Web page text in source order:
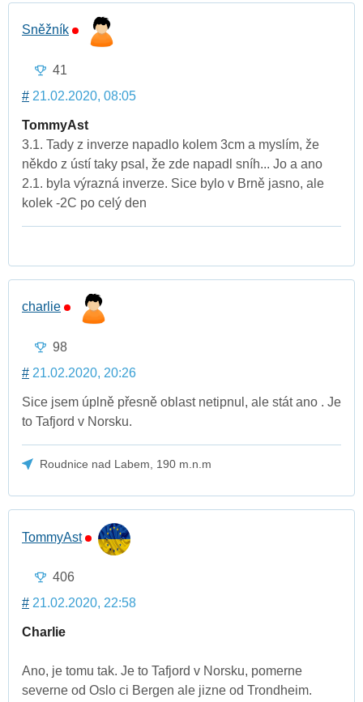
Sněžník
41
# 21.02.2020, 08:05
TommyAst
3.1. Tady z inverze napadlo kolem 3cm a myslím, že
někdo z ústí taky psal, že zde napadl sníh... Jo a ano
2.1. byla výrazná inverze. Sice bylo v Brně jasno, ale
kolek -2C po celý den
charlie
98
# 21.02.2020, 20:26
Sice jsem úplně přesně oblast netipnul, ale stát ano . Je
to Tafjord v Norsku.
Roudnice nad Labem, 190 m.n.m
TommyAst
406
# 21.02.2020, 22:58
Charlie
Ano, je tomu tak. Je to Tafjord v Norsku, pomerne
severne od Oslo ci Bergen ale jizne od Trondheim.